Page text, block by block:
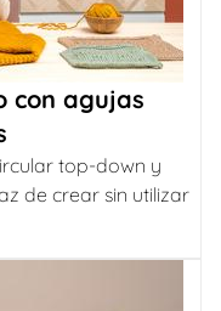
con agujas
top-down y
de crear sin utilizar